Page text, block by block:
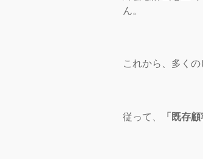
ん。
これから、多く
従って、 「既存